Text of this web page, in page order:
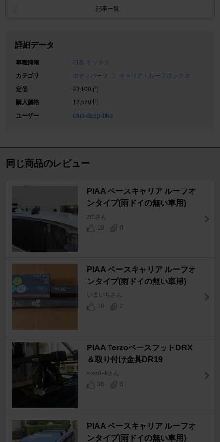
記事一覧
詳細データ
車種情報
日産 キックス
カテゴリ
ボディパーツ
キャリア・ルーフボックス
定価
23,100 円
購入価格
13,670 円
ユーザー
club-deep-blue
同じ商品のレビュー
PIAA ベースキャリア ルーフオ
ンタイプ(雨ドイの無い車用)
zetさん
19
0
PIAA ベースキャリア ルーフオ
ンタイプ(雨ドイの無い車用)
いまいちさん
19
2
PIAA TerzoベースフットDRX
＆取り付け金具DR19
s.sodatiさん
36
0
PIAA ベースキャリア ルーフオ
ンタイプ(雨ドイの無い車用)